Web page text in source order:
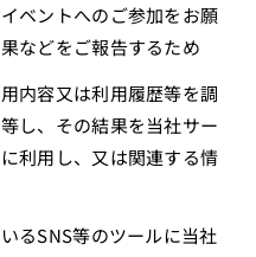
ベントへのご参加をお願
などをご報告するため
内容又は利用履歴等を調
し、その結果を当社サー
利用し、又は関連する情
るSNS等のツールに当社